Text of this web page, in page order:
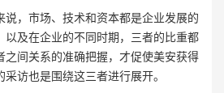
说，市场、技术和资本都是企业发展的
以及在企业的不同时期，三者的比重都
之间关系的准确把握，才促使美安获得
访也是围绕这三者进行展开。